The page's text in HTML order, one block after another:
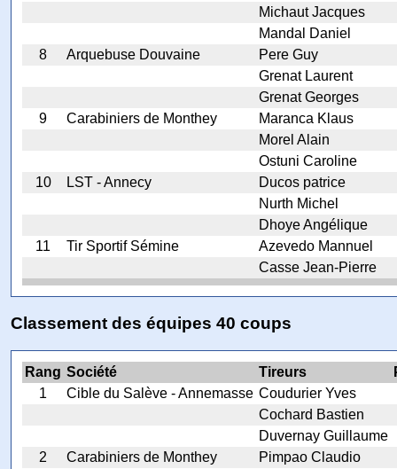
Michaut Jacques
Mandal Daniel
8
Arquebuse Douvaine
Pere Guy
Grenat Laurent
Grenat Georges
9
Carabiniers de Monthey
Maranca Klaus
Morel Alain
Ostuni Caroline
10
LST - Annecy
Ducos patrice
Nurth Michel
Dhoye Angélique
11
Tir Sportif Sémine
Azevedo Mannuel
Casse Jean-Pierre
Classement des équipes 40 coups
Rang Société Tireurs
1
Cible du Salève - Annemasse Coudurier Yves
Cochard Bastien
Duvernay Guillaume
2
Carabiniers de Monthey
Pimpao Claudio